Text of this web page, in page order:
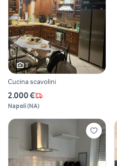
3
Cucina scavolini
2.000 €
Napoli(NA)